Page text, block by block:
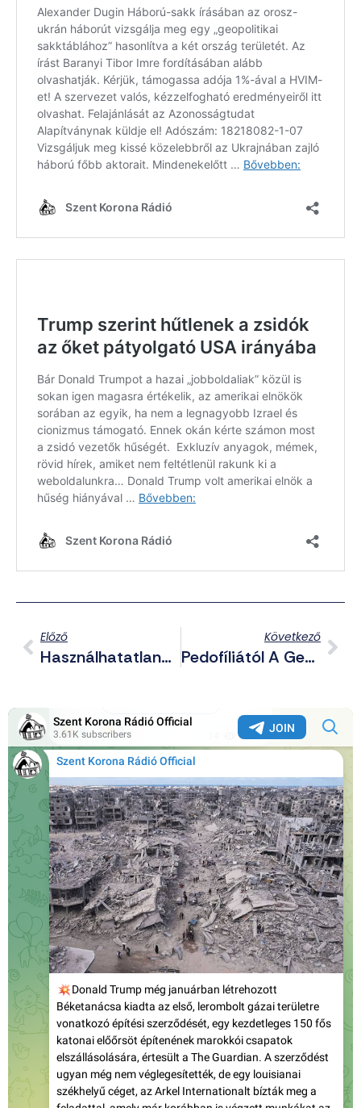
Előző
Használhatatlanok A Magyarországon Gyártott Kézilőfegyverek
Következő
Pedofíliától A Genderelméletig – Új Hiánypótló Adással Jelentkezik A Mi Magunk Vlog